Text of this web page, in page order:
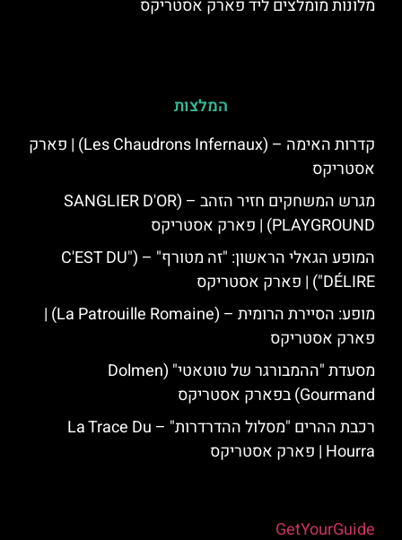
מלונות מומלצים ליד פארק אסטריקס
המלצות
קדרות האימה – (Les Chaudrons Infernaux) | פארק
אסטריקס
מגרש המשחקים חזיר הזהב – (SANGLIER D'OR
PLAYGROUND) | פארק אסטריקס
המופע הגאלי הראשון: "זה מטורף" – ("C'EST DU
DÉLIRE") | פארק אסטריקס
מופע: הסיירת הרומית – (La Patrouille Romaine) |
פארק אסטריקס
מסעדת "ההמבורגר של טוטאטי" (Dolmen
Gourmand) בפארק אסטריקס
רכבת ההרים "מסלול ההדרדרות" – La Trace Du
Hourra | פארק אסטריקס
GetYourGuide